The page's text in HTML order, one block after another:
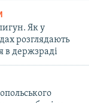
Як у
розглядають
в держзраді